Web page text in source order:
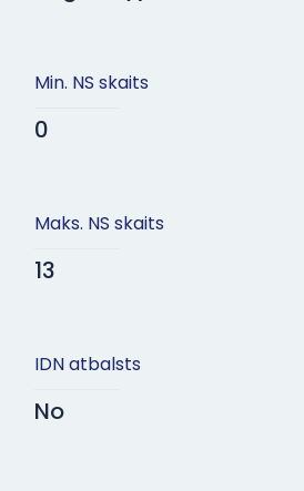
Min. NS skaits
0
Maks. NS skaits
13
IDN atbalsts
No